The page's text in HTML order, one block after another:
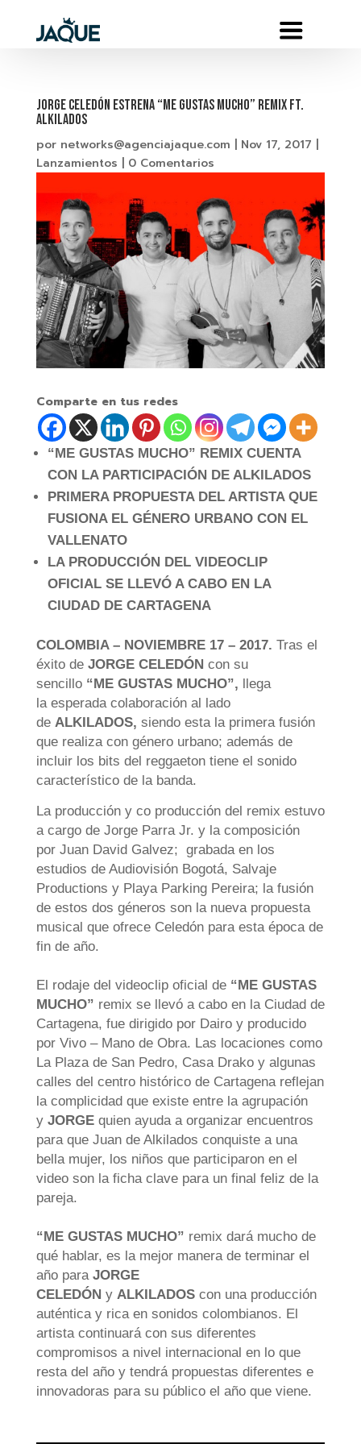
JORGE CELEDÓN Estrena “ME GUSTAS MUCHO” Remix ft.
ALKILADOS
por networks@agenciajaque.com Nov 17, 2017
Lanzamientos
0 Comentarios
Comparte en tus redes
“ME GUSTAS MUCHO” REMIX CUENTA
CON LA PARTICIPACIÓN DE ALKILADOS
PRIMERA PROPUESTA DEL ARTISTA QUE
FUSIONA EL GÉNERO URBANO CON EL
VALLENATO
LA PRODUCCIÓN DEL VIDEOCLIP
OFICIAL SE LLEVÓ A CABO EN LA
CIUDAD DE CARTAGENA
COLOMBIA – NOVIEMBRE 17 – 2017. Tras el
éxito de JORGE CELEDÓN con su
sencillo “ME GUSTAS MUCHO”, llega
la esperada colaboración al lado
de ALKILADOS, siendo esta la primera fusión
que realiza con género urbano; además de
incluir los bits del reggaeton tiene el sonido
característico de la banda.
La producción y co producción del remix estuvo
a cargo de Jorge Parra Jr. y la composición
por Juan David Galvez; grabada en los
estudios de Audiovisión Bogotá, Salvaje
Productions y Playa Parking Pereira; la fusión
de estos dos géneros son la nueva propuesta
musical que ofrece Celedón para esta época de
fin de año.
El rodaje del videoclip oficial de “ME GUSTAS
MUCHO” remix se llevó a cabo en la Ciudad de
Cartagena, fue dirigido por Dairo y producido
por Vivo – Mano de Obra. Las locaciones como
La Plaza de San Pedro, Casa Drako y algunas
calles del centro histórico de Cartagena reflejan
la complicidad que existe entre la agrupación
y JORGEquien ayuda a organizar encuentros
para que Juan de Alkilados conquiste a una
bella mujer, los niños que participaron en el
video son la ficha clave para un final feliz de la
pareja.
“ME GUSTAS MUCHO” remix dará mucho de
qué hablar, es la mejor manera de terminar el
año para JORGE
CELEDÓN y ALKILADOScon una producción
auténtica y rica en sonidos colombianos. El
artista continuará con sus diferentes
compromisos a nivel internacional en lo que
resta del año y tendrá propuestas diferentes e
innovadoras para su público el año que viene.